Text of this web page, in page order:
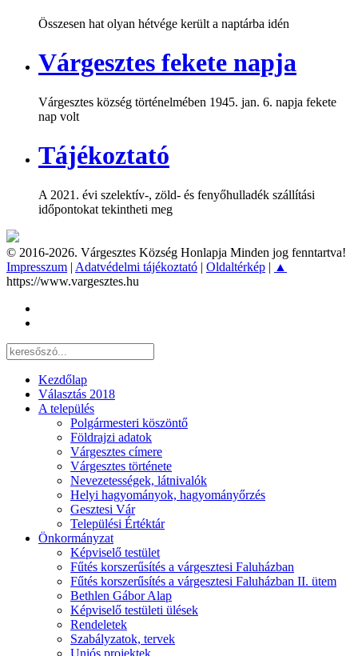
Összesen hat olyan hétvége került a naptárba idén
Várgesztes fekete napja
Várgesztes község történelmében 1945. jan. 6. napja fekete
nap volt
Tájékoztató
A 2021. évi szelektív-, zöld- és fenyőhulladék szállítási
időpontokat tekintheti meg
© 2016-2026. Várgesztes Község Honlapja Minden jog fenntartva!
Impresszum | Adatvédelmi tájékoztató | Oldaltérkép | ▲
https://www.vargesztes.hu
Kezdőlap
Választás 2018
A település
Polgármesteri köszöntő
Földrajzi adatok
Várgesztes címere
Várgesztes története
Nevezetességek, látnivalók
Helyi hagyományok, hagyományőrzés
Gesztesi Vár
Települési Értéktár
Önkormányzat
Képviselő testület
Fűtés korszerűsítés a várgesztesi Faluházban
Fűtés korszerűsítés a várgesztesi Faluházban II. ütem
Bethlen Gábor Alap
Képviselő testületi ülések
Rendeletek
Szabályzatok, tervek
Uniós projektek